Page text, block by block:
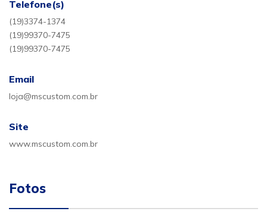
Telefone(s)
(19)3374-1374
(19)99370-7475
(19)99370-7475
Email
loja@mscustom.com.br
Site
www.mscustom.com.br
Fotos